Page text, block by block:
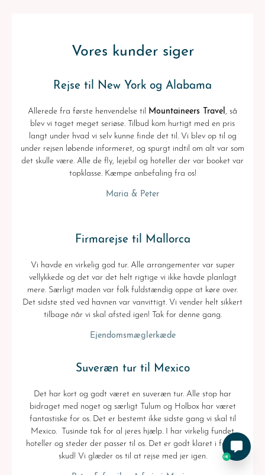
Vores kunder siger
Rejse til New York og Alabama
Allerede fra første henvendelse til Mountaineers Travel , så
blev vi taget meget seriøse. Tilbud kom hurtigt med en pris
langt under hvad vi selv kunne finde det til. Vi blev op til og
under rejsen løbende informeret, og spurgt indtil om alt var som
det skulle være. Alle de fly, lejebil og hoteller der var booket var
topklasse. Kæmpe anbefaling fra os!
Maria & Peter
Firmarejse til Mallorca
Vi havde en virkelig god tur. Alle arrangementer var super
vellykkede og det var det helt rigtige vi ikke havde planlagt
mere. Særligt maden var folk fuldstændig oppe at køre over.
Det sidste sted ved havnen var vanvittigt. Vi vender helt sikkert
tilbage når vi skal afsted igen! Tak for denne gang.
Ejendomsmæglerkæde
Suveræn tur til Mexico
Det har kort og godt været en suveræn tur. Alle stop har
bidraget med noget og særligt Tulum og Holbox har været
fantastiske for os. Det er bestemt ikke sidste gang vi skal til
Mexico. Tusinde tak for al jeres hjælp. I har virkelig fundet
hoteller og steder der passer til os. Det er godt klaret i første
skud! Vi glæder os til at rejse med jer igen.